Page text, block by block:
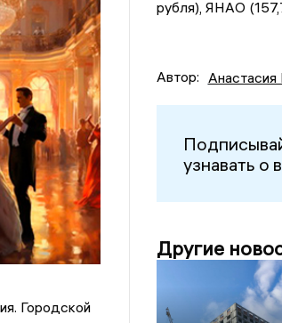
Городской
рубля), ЯНАО
Автор: Анастасия
узнавать о
Другие